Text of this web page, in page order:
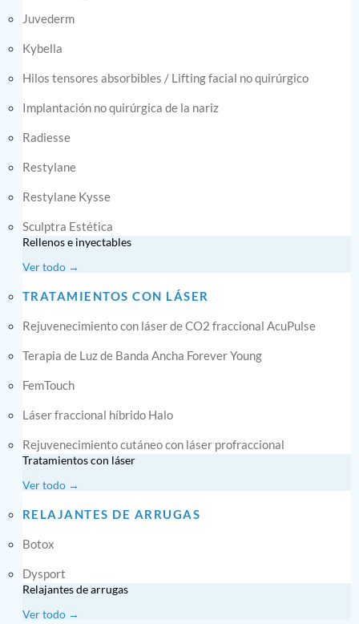
Juvederm
Kybella
Hilos tensores absorbibles / Lifting facial no quirúrgico
Implantación no quirúrgica de la nariz
Radiesse
Restylane
Restylane Kysse
Sculptra Estética
Rellenos e inyectables
Ver todo →
TRATAMIENTOS CON LÁSER
Rejuvenecimiento con láser de CO2 fraccional AcuPulse
Terapia de Luz de Banda Ancha Forever Young
FemTouch
Láser fraccional híbrido Halo
Rejuvenecimiento cutáneo con láser profraccional
Tratamientos con láser
Ver todo →
RELAJANTES DE ARRUGAS
Botox
Dysport
Relajantes de arrugas
Ver todo →